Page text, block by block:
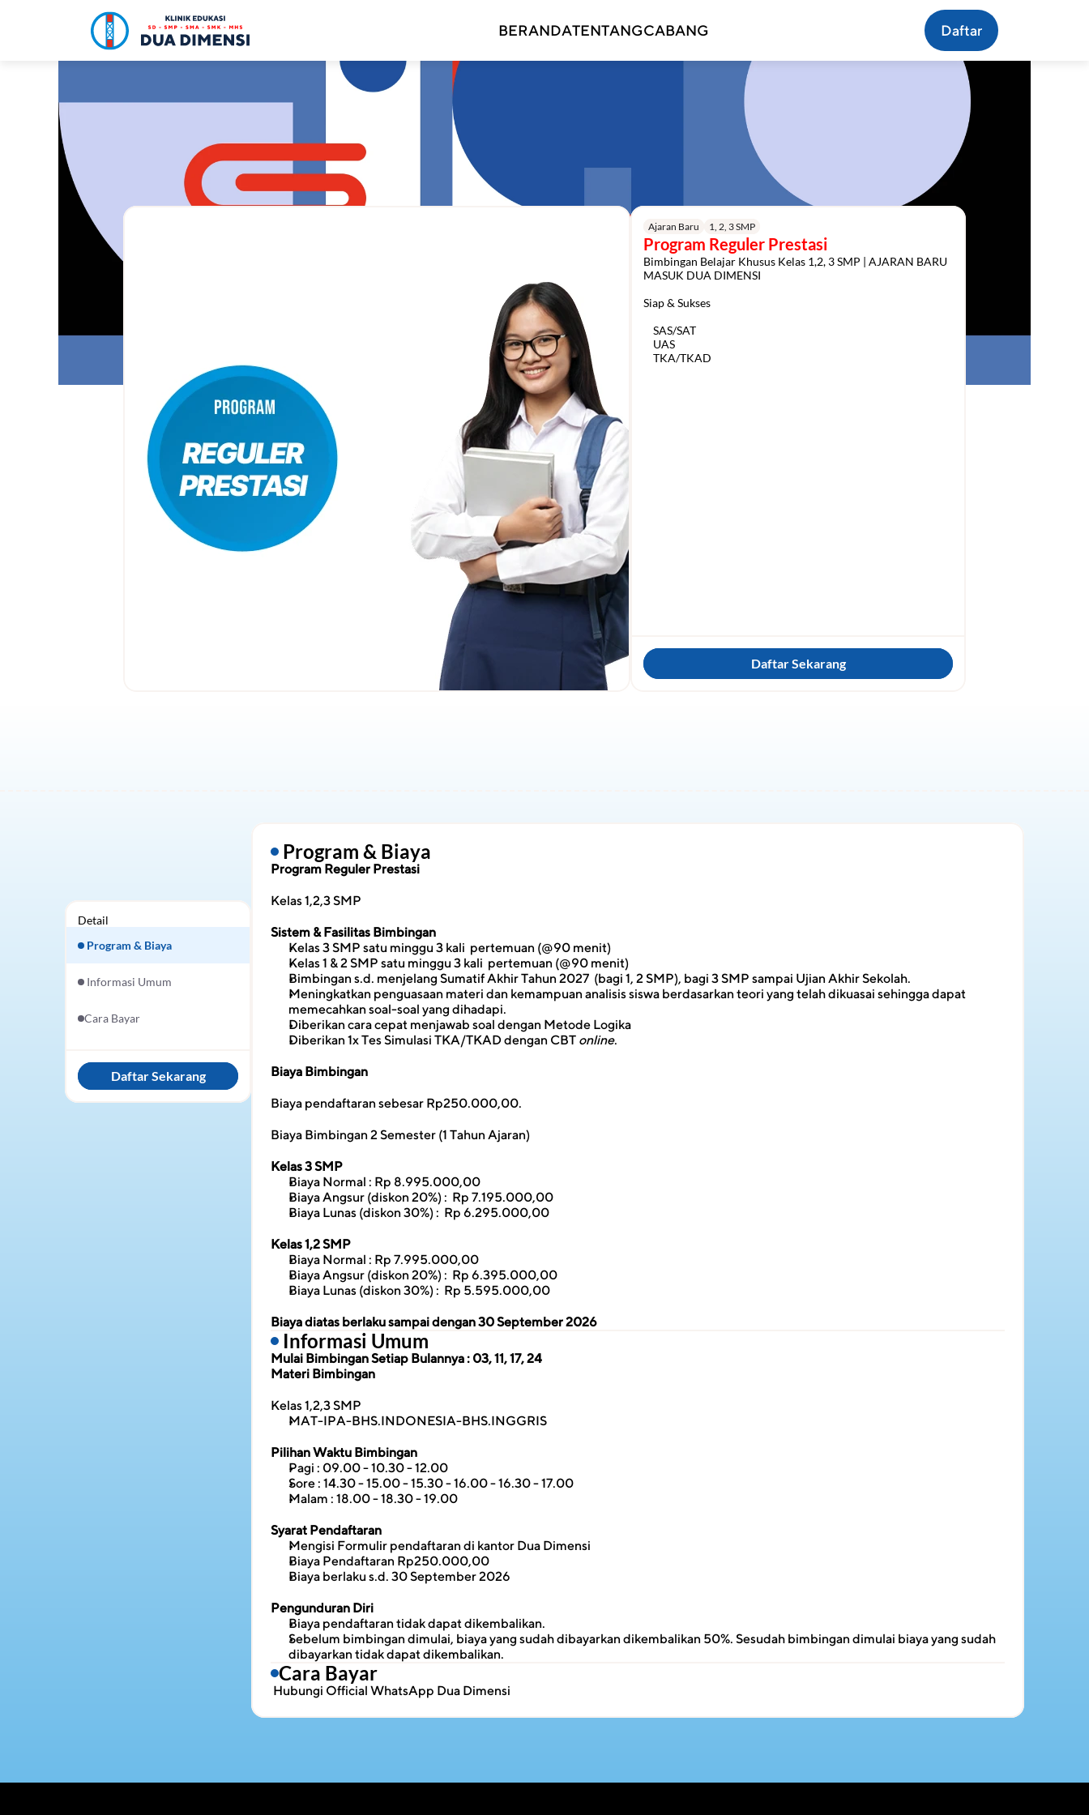
BERANDATENTANGCABANG Daftar
Ajaran Baru 1, 2, 3 SMP
Program Reguler Prestasi
Bimbingan Belajar Khusus Kelas 1,2, 3 SMP | AJARAN BARU
MASUK DUA DIMENSI
Siap & Sukses
Daftar Sekarang
Detail
Program & Biaya
Informasi Umum
Cara Bayar
Daftar Sekarang
Program & Biaya
Program Reguler Prestasi
Kelas 1,2,3 SMP
Sistem & Fasilitas Bimbingan
Kelas 3 SMP satu minggu 3 kali  pertemuan (@90 menit)
Kelas 1 & 2 SMP satu minggu 3 kali  pertemuan (@90 menit)
Bimbingan s.d. menjelang Sumatif Akhir Tahun 2027  (bagi 1, 2 SMP), bagi 3 SMP sampai Ujian Akhir Sekolah.
Meningkatkan penguasaan materi dan kemampuan analisis siswa berdasarkan teori yang telah dikuasai sehingga dapat
memecahkan soal-soal yang dihadapi.
Diberikan cara cepat menjawab soal dengan Metode Logika
Diberikan 1x Tes Simulasi TKA/TKAD dengan CBT online.
Biaya Bimbingan
Biaya pendaftaran sebesar Rp250.000,00.
Biaya Bimbingan 2 Semester (1 Tahun Ajaran)
Kelas 3 SMP
Biaya Normal : Rp 8.995.000,00
Biaya Angsur (diskon 20%) :  Rp 7.195.000,00
Biaya Lunas (diskon 30%) :  Rp 6.295.000,00
Kelas 1,2 SMP
Biaya Normal : Rp 7.995.000,00
Biaya Angsur (diskon 20%) :  Rp 6.395.000,00
Biaya Lunas (diskon 30%) :  Rp 5.595.000,00
Biaya diatas berlaku sampai dengan 30 September 2026
Informasi Umum
Mulai Bimbingan Setiap Bulannya : 03, 11, 17, 24
Materi Bimbingan
Kelas 1,2,3 SMP
MAT-IPA-BHS.INDONESIA-BHS.INGGRIS
Pilihan Waktu Bimbingan
Pagi : 09.00 - 10.30 - 12.00
Sore : 14.30 - 15.00 - 15.30 - 16.00 - 16.30 - 17.00
Malam : 18.00 - 18.30 - 19.00
Syarat Pendaftaran
Mengisi Formulir pendaftaran di kantor Dua Dimensi
Biaya Pendaftaran Rp250.000,00
Biaya berlaku s.d. 30 September 2026
Pengunduran Diri
Biaya pendaftaran tidak dapat dikembalikan.
Sebelum bimbingan dimulai, biaya yang sudah dibayarkan dikembalikan 50%. Sesudah bimbingan dimulai biaya yang sudah
dibayarkan tidak dapat dikembalikan.
Cara Bayar
Hubungi Official WhatsApp Dua Dimensi